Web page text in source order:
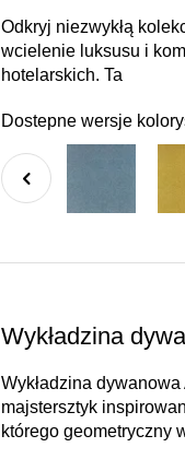
Odkryj niezwykłą
wcielenie luksusu i
hotelarskich. Ta
Dostepne wersje
Wykładzina
Wykładzina
majstersztyk
którego geometryczny